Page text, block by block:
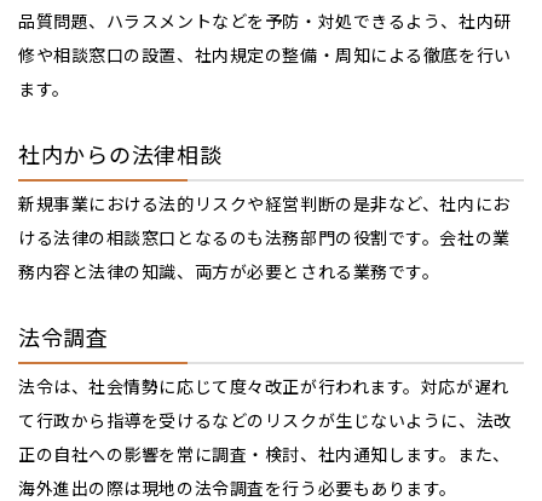
品質問題、ハラスメントなどを予防・対処できるよう、社内研
修や相談窓口の設置、社内規定の整備・周知による徹底を行い
ます。
社内からの法律相談
新規事業における法的リスクや経営判断の是非など、社内にお
ける法律の相談窓口となるのも法務部門の役割です。会社の業
務内容と法律の知識、両方が必要とされる業務です。
法令調査
法令は、社会情勢に応じて度々改正が行われます。対応が遅れ
て行政から指導を受けるなどのリスクが生じないように、法改
正の自社への影響を常に調査・検討、社内通知します。また、
海外進出の際は現地の法令調査を行う必要もあります。